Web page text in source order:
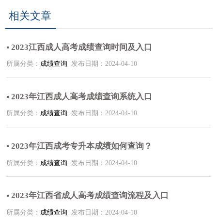
相关文章
▪ 2023江西成人高考成绩查询时间及入口
所属分类： 成绩查询 发布日期：2024-04-10
▪ 2023年江西成人高考成绩查询系统入口
所属分类： 成绩查询 发布日期：2024-04-10
▪ 2023年江西成考专升本成绩如何查询？
所属分类： 成绩查询 发布日期：2024-04-10
▪ 2023年江西省成人高考成绩查询流程及入口
所属分类： 成绩查询 发布日期：2024-04-10